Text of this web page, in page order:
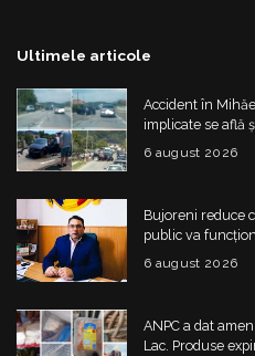
Ultimele articole
Accident în
implicate se află
6 august 2026
Bujoreni reduce
public va
străzi
6 august 2026
ANPC a dat
Lac. Produse